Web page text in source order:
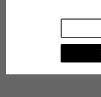
Forschung: